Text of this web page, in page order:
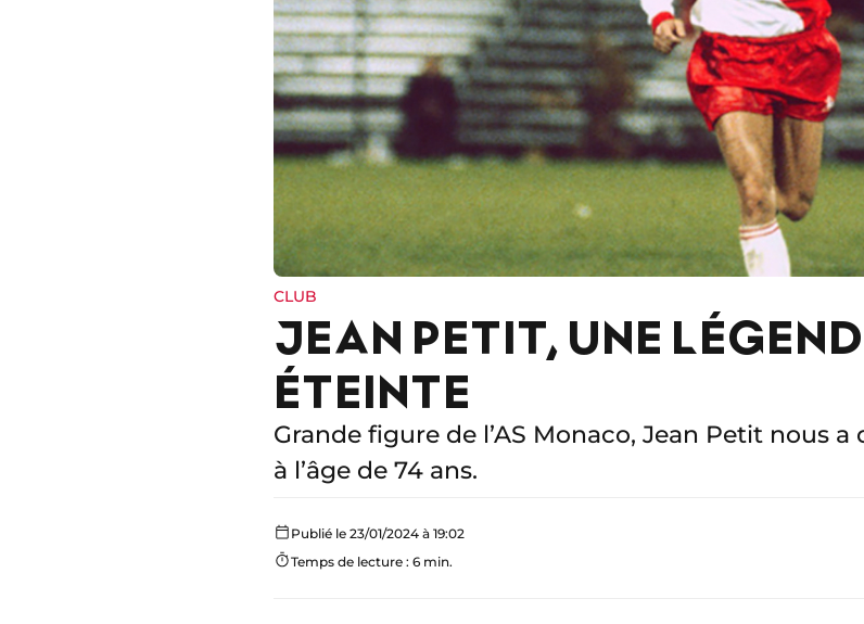
CLUB
JEAN PETIT, UNE
ÉTEINTE
Grande figure de l’AS Monaco, Jean Petit nous
à l’âge de 74 ans.
Publié le 23/01/2024 à 19:02
Temps de lecture : 6 min.